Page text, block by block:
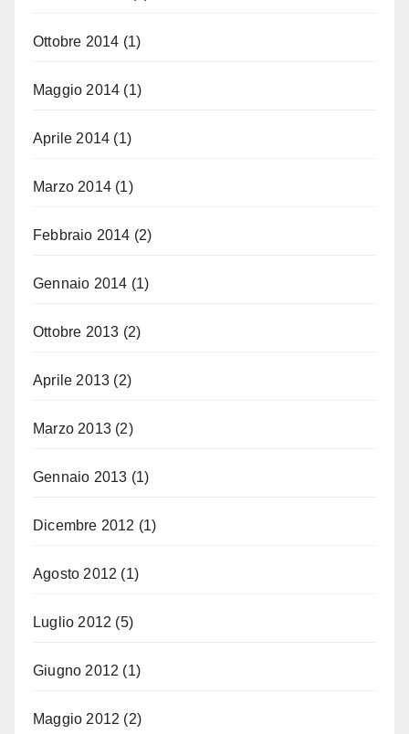
Ottobre 2014 (1)
Maggio 2014 (1)
Aprile 2014 (1)
Marzo 2014 (1)
Febbraio 2014 (2)
Gennaio 2014 (1)
Ottobre 2013 (2)
Aprile 2013 (2)
Marzo 2013 (2)
Gennaio 2013 (1)
Dicembre 2012 (1)
Agosto 2012 (1)
Luglio 2012 (5)
Giugno 2012 (1)
Maggio 2012 (2)